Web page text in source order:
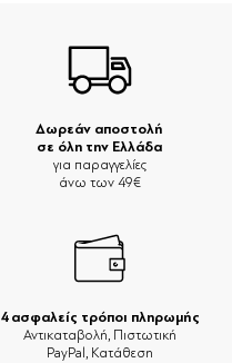
Δωρεάν αποστολή
σε όλη την Ελλάδα
για παραγγελίες
άνω των 49€
4 ασφαλείς τρόποι πληρωμής
Αντικαταβολή, Πιστωτική
PayPal, Κατάθεση